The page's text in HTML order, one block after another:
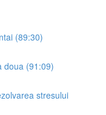
(89:30)
doua (91:09)
stresului